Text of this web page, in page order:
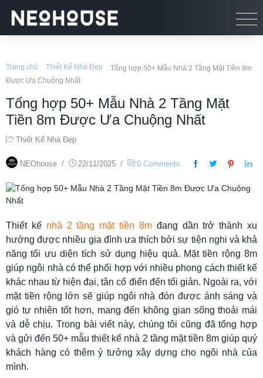
Trang chủ Thiết Kế Nhà Đẹp
Tổng hợp 50+ Mẫu Nhà 2 Tầng Mặt Tiền 8m
Được Ưa Chuộng Nhất
Tổng hợp 50+ Mẫu Nhà 2 Tầng Mặt
Tiền 8m Được Ưa Chuộng Nhất
Thiết Kế Nhà Đẹp
NEOhouse / 22/11/2025 / 0 Comments
Thiết kế nhà 2 tầng mặt tiền 8mđang dần trở thành xu
hướng được nhiều gia đình ưa thích bởi sự tiện nghi và khả
năng tối ưu diện tích sử dụng hiệu quả. Mặt tiền rộng 8m
giúp ngôi nhà có thể phối hợp với nhiều phong cách thiết kế
khác nhau từ hiện đại, tân cổ điển đến tối giản. Ngoài ra, với
mặt tiền rộng lớn sẽ giúp ngôi nhà đón được ánh sáng và
gió tự nhiên tốt hơn, mang đến không gian sống thoải mái
và dễ chịu. Trong bài viết này, chúng tôi cũng đã tổng hợp
và gửi đến 50+ mẫu thiết kế nhà 2 tầng mặt tiền 8m giúp quý
khách hàng có thêm ý tưởng xây dựng cho ngôi nhà của
mình.